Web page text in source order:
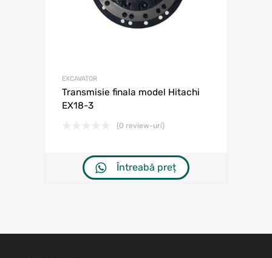
EXCAVATOR
Transmisie finala model Hitachi
EX18-3
(0 review-uri)
Întreabă preț